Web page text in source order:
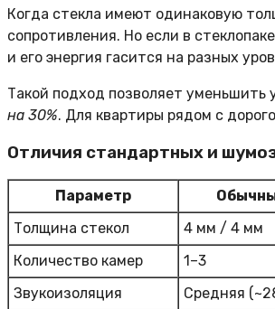
Когда стекла имеют одинаковую
сопротивления. Но если в
и его энергия гасится на разных
Такой подход позволяет уменьшить
на 30%. Для квартиры рядом с
Отличия стандартных и
Параметр
Толщина стекол
4 мм / 4 мм
Количество камер
1–3
Звукоизоляция
Средняя